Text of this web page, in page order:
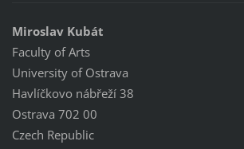
Miroslav Kubát
Faculty of Arts
University of Ostrava
Havlíčkovo nábřeží 38
Ostrava 702 00
Czech Republic